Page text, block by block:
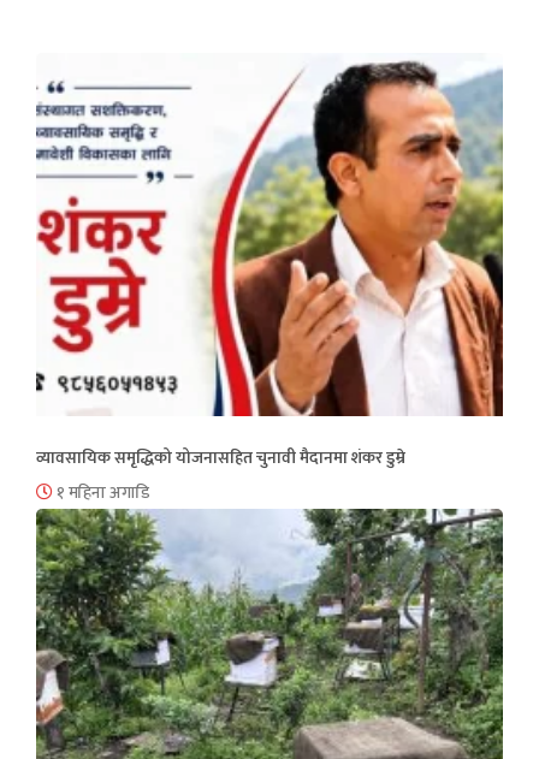
व्यावसायिक समृद्धिको योजनासहित चुनावी मैदानमा शंकर डुम्रे
१ महिना अगाडि